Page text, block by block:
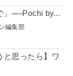
」──Pochi by...
編集部
と思ったら】ワ